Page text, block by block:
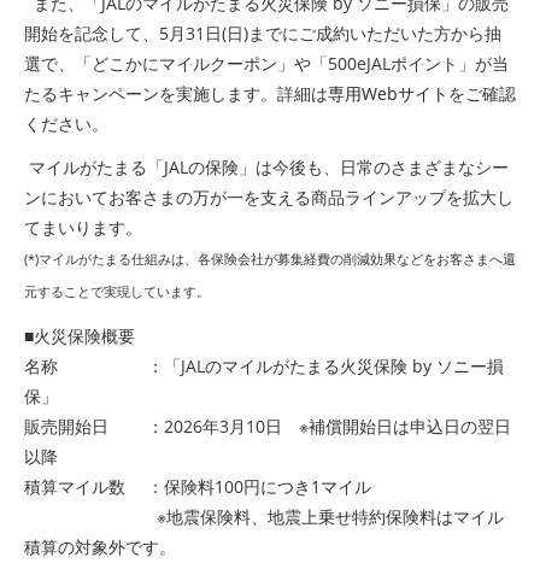
開始を記念して、5月31日(日)までにご成約いただいた方から抽
選で、「どこかにマイルクーポン」や「500eJALポイント」が当
たるキャンペーンを実施します。詳細は専用Webサイト をご確認
ください。
マイルがたまる「JALの保険」は今後も、日常のさまざまなシー
ンにおいてお客さまの万が一を支える商品ラインアップを拡大し
てまいります。
(*)マイルがたまる仕組みは、各保険会社が募集経費の削減効果などをお客さまへ還
元することで実現しています。
■火災保険概要
名称 ：「JALのマイルがたまる火災保険 by ソニー損
保」
販売開始日 ：2026年3月10日 ※補償開始日は申込日の翌日
以降
積算マイル数 ：保険料100円につき1マイル
※地震保険料、地震上乗せ特約保険料はマイル
積算の対象外です。